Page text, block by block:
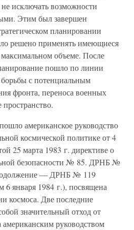
не исключать возможности
Этим был завершен
планировании
решено применять имеющиеся
объеме. После
пошло по линии
с потенциальным
фронта, переноса военных
пространство.
американское руководство
космической политике от 4
25 марта 1983 г. директиве о
безопасности № 85. ДРНБ №
— ДРНБ № 119
6 января 1984 г.), посвящена
космоса. Две последние
значительный отход от
руководством